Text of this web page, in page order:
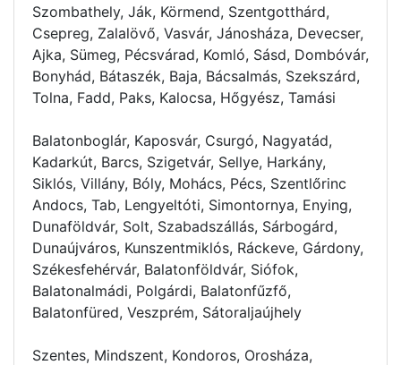
Szombathely, Ják, Körmend, Szentgotthárd,
Csepreg, Zalalövő, Vasvár, Jánosháza, Devecser,
Ajka, Sümeg, Pécsvárad, Komló, Sásd, Dombóvár,
Bonyhád, Bátaszék, Baja, Bácsalmás, Szekszárd,
Tolna, Fadd, Paks, Kalocsa, Hőgyész, Tamási
Balatonboglár, Kaposvár, Csurgó, Nagyatád,
Kadarkút, Barcs, Szigetvár, Sellye, Harkány,
Siklós, Villány, Bóly, Mohács, Pécs, Szentlőrinc
Andocs, Tab, Lengyeltóti, Simontornya, Enying,
Dunaföldvár, Solt, Szabadszállás, Sárbogárd,
Dunaújváros, Kunszentmiklós, Ráckeve, Gárdony,
Székesfehérvár, Balatonföldvár, Siófok,
Balatonalmádi, Polgárdi, Balatonfűzfő,
Balatonfüred, Veszprém, Sátoraljaújhely
Szentes, Mindszent, Kondoros, Orosháza,